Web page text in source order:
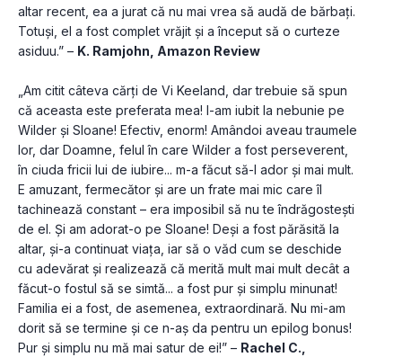
altar recent, ea a jurat că nu mai vrea să audă de bărbați.
Totuși, el a fost complet vrăjit și a început să o curteze
asiduu.” – K. Ramjohn, Amazon Review
„Am citit câteva cărți de Vi Keeland, dar trebuie să spun
că aceasta este preferata mea! I-am iubit la nebunie pe
Wilder și Sloane! Efectiv, enorm! Amândoi aveau traumele
lor, dar Doamne, felul în care Wilder a fost perseverent,
în ciuda fricii lui de iubire... m-a făcut să-l ador și mai mult.
E amuzant, fermecător și are un frate mai mic care îl
tachinează constant – era imposibil să nu te îndrăgostești
de el. Și am adorat-o pe Sloane! Deși a fost părăsită la
altar, și-a continuat viața, iar să o văd cum se deschide
cu adevărat și realizează că merită mult mai mult decât a
făcut-o fostul să se simtă... a fost pur și simplu minunat!
Familia ei a fost, de asemenea, extraordinară. Nu mi-am
dorit să se termine și ce n-aș da pentru un epilog bonus!
Pur și simplu nu mă mai satur de ei!” – Rachel C.,